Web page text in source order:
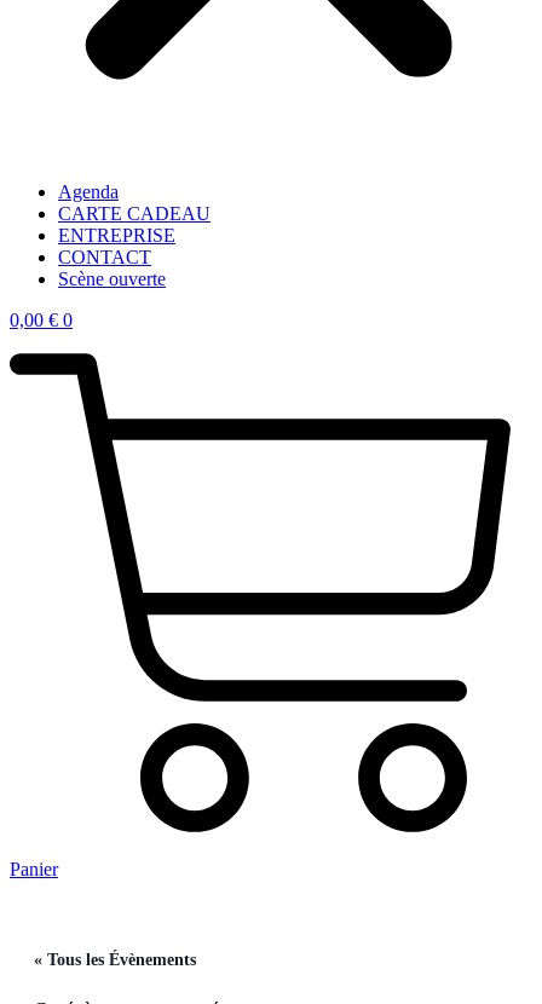
Agenda
CARTE CADEAU
ENTREPRISE
CONTACT
Scène ouverte
0,00 € 0
Panier
« Tous les Évènements